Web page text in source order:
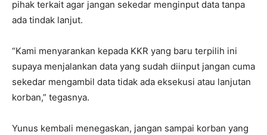
pihak terkait agar jangan sekedar menginput data tanpa
ada tindak lanjut.
“Kami menyarankan kepada KKR yang baru terpilih ini
supaya menjalankan data yang sudah diinput jangan cuma
sekedar mengambil data tidak ada eksekusi atau lanjutan
korban,” tegasnya.
Yunus kembali menegaskan, jangan sampai korban yang